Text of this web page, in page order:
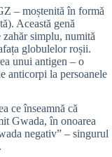
– moștenită în formă
Această genă
zahăr simplu, numită
globulelor roșii.
unui antigen – o
anticorpi la persoanele
ce înseamnă că
Gwada, în onoarea
negativ” – singurul